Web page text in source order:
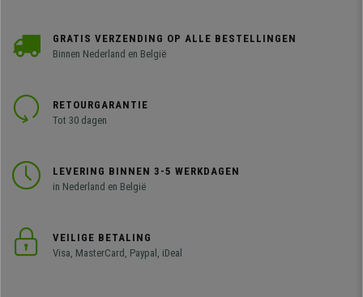
GRATIS VERZENDING OP ALLE BESTELLINGEN
Binnen Nederland en België
RETOURGARANTIE
Tot 30 dagen
LEVERING BINNEN 3-5 WERKDAGEN
in Nederland en België
VEILIGE BETALING
Visa, MasterCard, Paypal, iDeal